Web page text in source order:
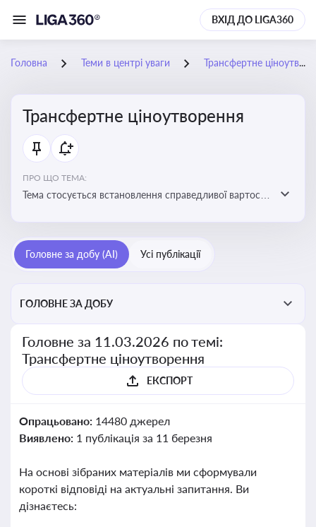
ВХІД ДО LIGA360
Головна Теми в центрі уваги Трансфертне ціноутворення
Трансфертне ціноутворення
ПРО ЩО ТЕМА:
Тема стосується встановлення справедливої вартості
Головне за добу (AI) Усі публікації
ГОЛОВНЕ ЗА ДОБУ
Головне за 11.03.2026 по темі:
Трансфертне ціноутворення
ЕКСПОРТ
Опрацьовано: 14480 джерел
Виявлено: 1 публікація за 11 березня
На основі зібраних матеріалів ми сформували
короткі відповіді на актуальні запитання. Ви
дізнаєтесь: